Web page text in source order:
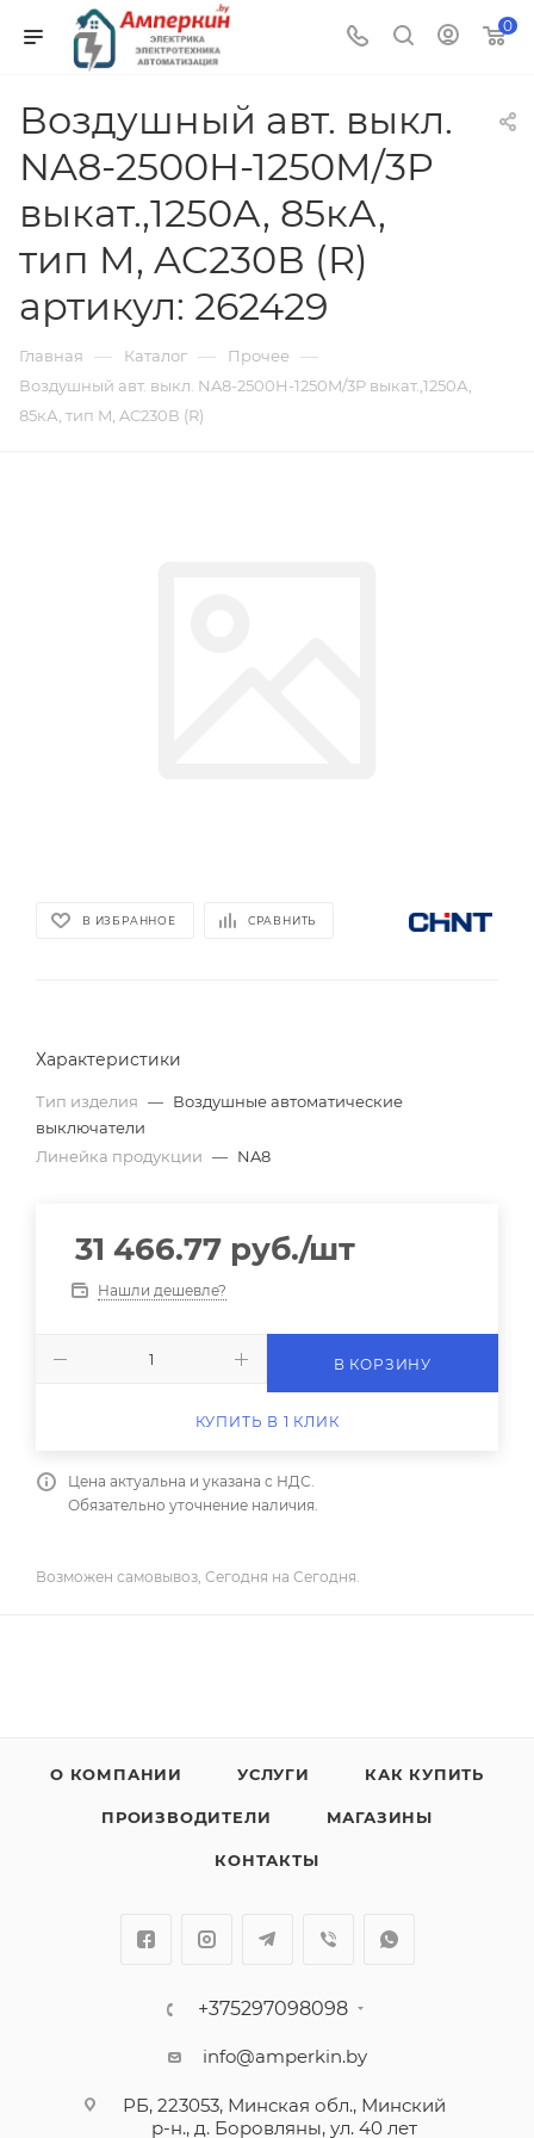
0
Воздушный авт. выкл.
NA8-2500H-1250M/3P
выкат.,1250А, 85кА,
тип M, AC230В (R)
артикул: 262429
Главная — Каталог — Прочее —
Воздушный авт. выкл. NA8-2500H-1250M/3P выкат.,1250А,
85кА, тип M, AC230В (R)
В ИЗБРАННОЕ СРАВНИТЬ
Характеристики
Тип изделия — Воздушные автоматические
выключатели
Линейка продукции — NA8
31 466.77 руб./шт
Нашли дешевле?
В КОРЗИНУ
КУПИТЬ В 1 КЛИК
Цена актуальна и указана с НДС.
Обязательно уточнение наличия.
Возможен самовывоз, Сегодня на Сегодня.
О КОМПАНИИ УСЛУГИ КАК КУПИТЬ
ПРОИЗВОДИТЕЛИ МАГАЗИНЫ
КОНТАКТЫ
+375297098098
info@amperkin.by
РБ, 223053, Минская обл., Минский
р-н., д. Боровляны, ул. 40 лет